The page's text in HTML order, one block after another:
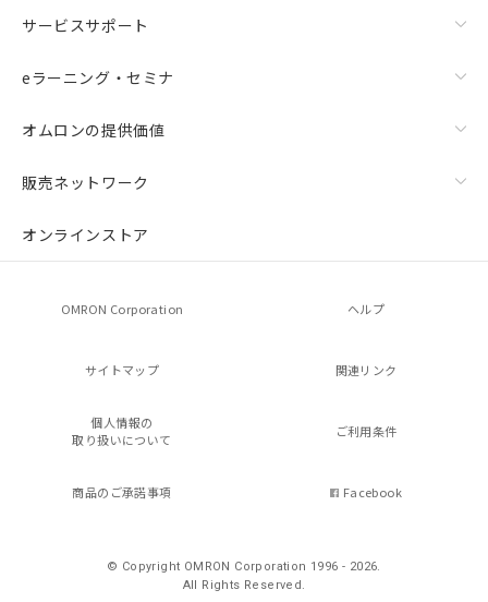
サービスサポート
eラーニング・セミナ
オムロンの提供価値
販売ネットワーク
オンラインストア
OMRON Corporation ヘルプ
サイトマップ 関連リンク
個人情報の
取り扱いについて
ご利用条件
商品のご承諾事項 Facebook
© Copyright OMRON Corporation 1996 - 2026.
All Rights Reserved.